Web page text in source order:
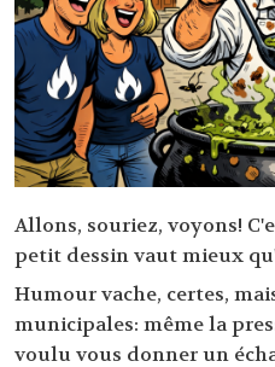
Allons, souriez, voyons!
petit dessin vaut mieux
Humour vache, certes,
municipales: même la
voulu vous donner un